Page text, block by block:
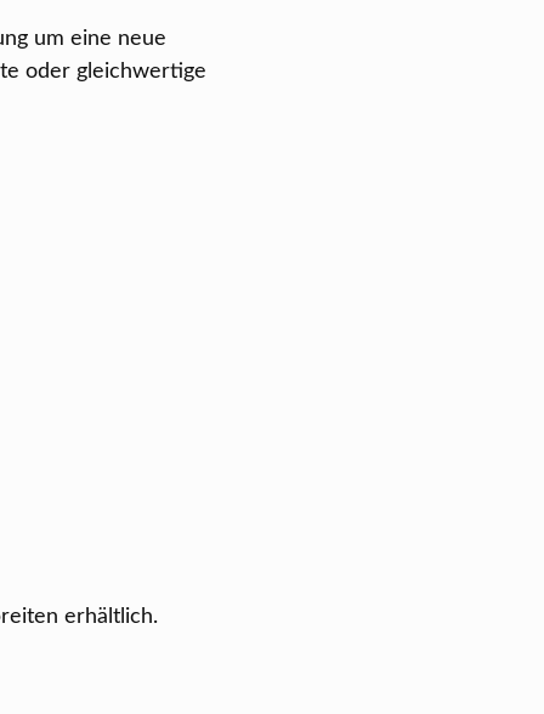
um eine neue
oder gleichwertige
erhältlich.